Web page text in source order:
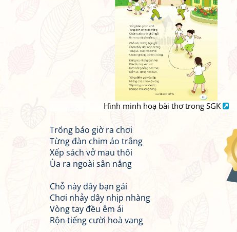
Hình minh hoạ bài thơ trong SGK
Trống báo giờ ra chơi
Từng đàn chim áo trắng
Xếp sách vở mau thôi
Ùa ra ngoài sân nắng
Chỗ này đây bạn gái
Chơi nhảy dây nhịp nhàng
Vòng tay đều êm ái
Rộn tiếng cười hoà vang